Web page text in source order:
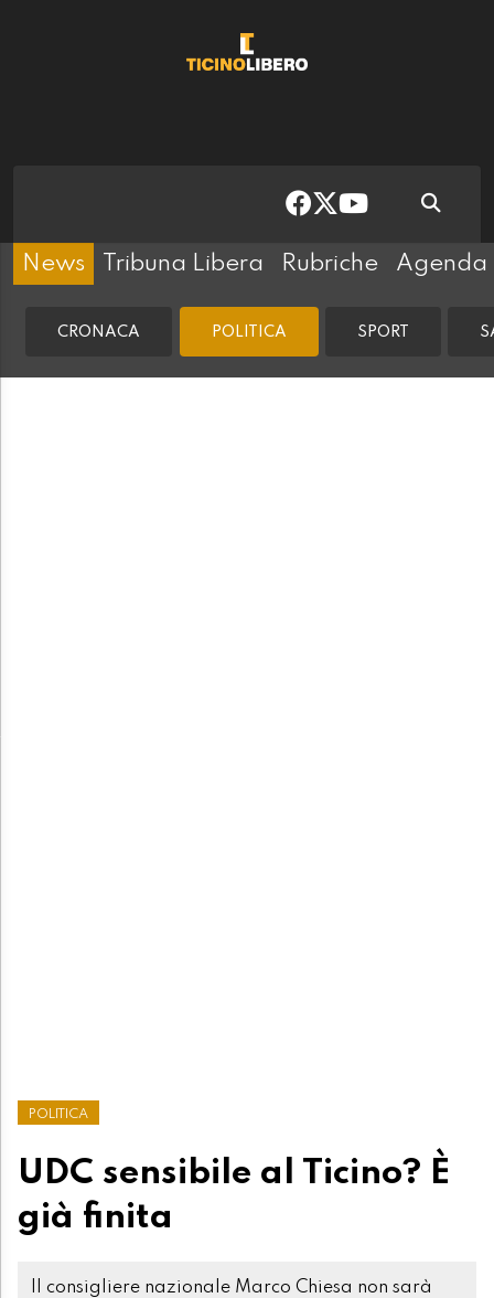
News Tribuna Libera Rubriche Agenda
CRONACA POLITICA SPORT
POLITICA
UDC sensibile al Ticino? È
già finita
Il consigliere nazionale Marco Chiesa non sarà